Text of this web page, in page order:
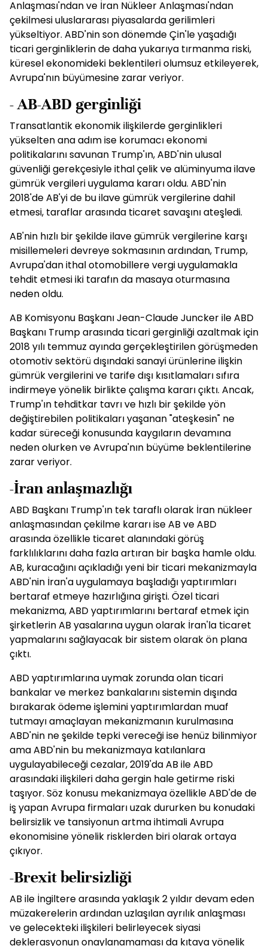
Anlaşması'ndan ve İran Nükleer Anlaşması'ndan
çekilmesi uluslararası piyasalarda gerilimleri
yükseltiyor. ABD'nin son dönemde Çin'le yaşadığı
ticari gerginliklerin de daha yukarıya tırmanma riski,
küresel ekonomideki beklentileri olumsuz etkileyerek,
Avrupa'nın büyümesine zarar veriyor.
- AB-ABD gerginliği
Transatlantik ekonomik ilişkilerde gerginlikleri
yükselten ana adım ise korumacı ekonomi
politikalarını savunan Trump'ın, ABD'nin ulusal
güvenliği gerekçesiyle ithal çelik ve alüminyuma ilave
gümrük vergileri uygulama kararı oldu. ABD'nin
2018'de AB'yi de bu ilave gümrük vergilerine dahil
etmesi, taraflar arasında ticaret savaşını ateşledi.
AB'nin hızlı bir şekilde ilave gümrük vergilerine karşı
misillemeleri devreye sokmasının ardından, Trump,
Avrupa'dan ithal otomobillere vergi uygulamakla
tehdit etmesi iki tarafın da masaya oturmasına
neden oldu.
AB Komisyonu Başkanı Jean-Claude Juncker ile ABD
Başkanı Trump arasında ticari gerginliği azaltmak için
2018 yılı temmuz ayında gerçekleştirilen görüşmeden
otomotiv sektörü dışındaki sanayi ürünlerine ilişkin
gümrük vergilerini ve tarife dışı kısıtlamaları sıfıra
indirmeye yönelik birlikte çalışma kararı çıktı. Ancak,
Trump'ın tehditkar tavrı ve hızlı bir şekilde yön
değiştirebilen politikaları yaşanan "ateşkesin" ne
kadar süreceği konusunda kaygıların devamına
neden olurken ve Avrupa'nın büyüme beklentilerine
zarar veriyor.
-İran anlaşmazlığı
ABD Başkanı Trump'ın tek taraflı olarak İran nükleer
anlaşmasından çekilme kararı ise AB ve ABD
arasında özellikle ticaret alanındaki görüş
farklılıklarını daha fazla artıran bir başka hamle oldu.
AB, kuracağını açıkladığı yeni bir ticari mekanizmayla
ABD'nin İran'a uygulamaya başladığı yaptırımları
bertaraf etmeye hazırlığına girişti. Özel ticari
mekanizma, ABD yaptırımlarını bertaraf etmek için
şirketlerin AB yasalarına uygun olarak İran'la ticaret
yapmalarını sağlayacak bir sistem olarak ön plana
çıktı.
ABD yaptırımlarına uymak zorunda olan ticari
bankalar ve merkez bankalarını sistemin dışında
bırakarak ödeme işlemini yaptırımlardan muaf
tutmayı amaçlayan mekanizmanın kurulmasına
ABD'nin ne şekilde tepki vereceği ise henüz bilinmiyor
ama ABD'nin bu mekanizmaya katılanlara
uygulayabileceği cezalar, 2019'da AB ile ABD
arasındaki ilişkileri daha gergin hale getirme riski
taşıyor. Söz konusu mekanizmaya özellikle ABD'de de
iş yapan Avrupa firmaları uzak dururken bu konudaki
belirsizlik ve tansiyonun artma ihtimali Avrupa
ekonomisine yönelik risklerden biri olarak ortaya
çıkıyor.
-Brexit belirsizliği
AB ile İngiltere arasında yaklaşık 2 yıldır devam eden
müzakerelerin ardından uzlaşılan ayrılık anlaşması
ve gelecekteki ilişkileri belirleyecek siyasi
deklerasyonun onaylanamaması da kıtaya yönelik